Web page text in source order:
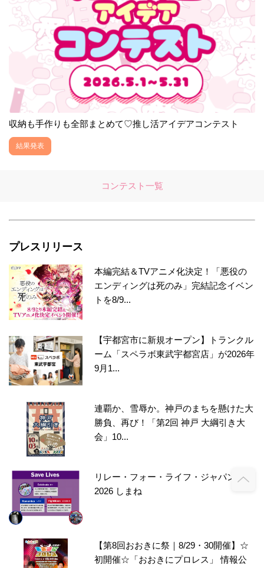
収納も手作りも全部まとめて♡推し活アイデアコンテスト
結果発表
コンテスト一覧
プレスリリース
本編完結＆TVアニメ化決定！「悪役の
エンディングは死のみ」完結記念イベン
トを8/9...
【宇都宮市に新規オープン】トランクル
ーム「スペラボ東武宇都宮店」が2026年
9月1...
連覇か、雪辱か。神戸のまちを懸けた大
勝負、再び！「第2回 神戸 大綱引き大
会」10...
リレー・フォー・ライフ・ジャパン
2026 しまね
【第8回おおきに祭｜8/29・30開催】☆
初開催☆「おおきにプロレス」 情報公